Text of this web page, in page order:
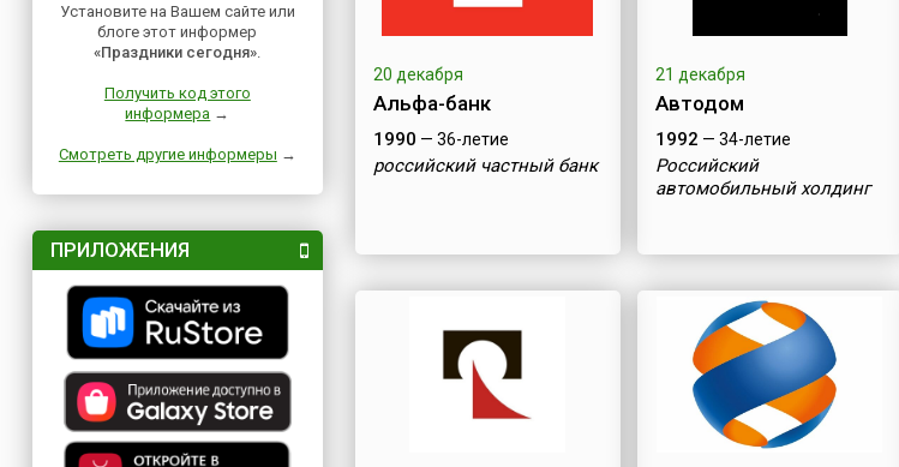
Установите на Вашем сайте или
блоге этот информер
«Праздники сегодня».
Получить код этого
информера →
Смотреть другие информеры →
ПРИЛОЖЕНИЯ
20 декабря
Альфа-банк
1990 — 36-летие
российский частный банк
21 декабря
Автодом
1992 — 34-летие
Российский
автомобильный холдинг